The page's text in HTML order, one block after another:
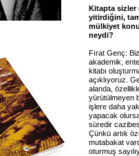
Kitapta sizler
yitirdiğini,
mülkiyet
neydi?
Fırat Genç:
akademik,
kitabı
açıklıyoruz.
alanda,
yürütülmeyen
işlere daha
yapacak
süredir
Çünkü artık
mutabakat
oturmuş